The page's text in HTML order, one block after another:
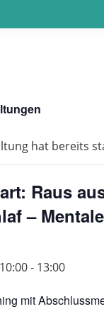
hat bereits
Raus
–
- 13:00
mit